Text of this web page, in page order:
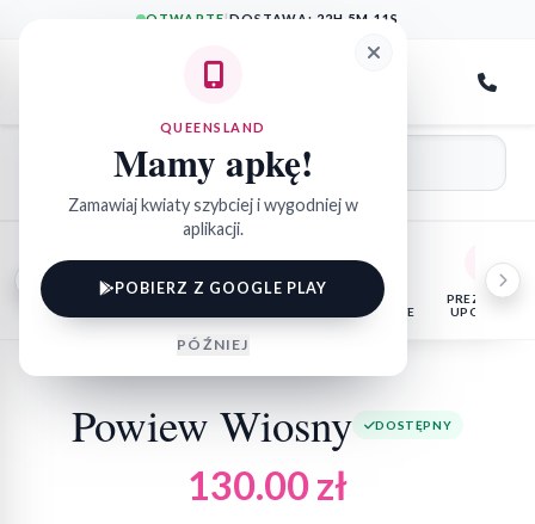
OTWARTE|DOSTAWA: 22H 5M 11S
QueensLand
KWIATY
DONICZKOWE
FLOWER
OKOLICZNOŚCIOWE
PREZENTY I
UPOMINKI
Powiew Wiosny DOSTĘPNY
130.00zł
QUEENSLAND
Mamy apkę!
Zamawiaj kwiaty szybciej i wygodniej w
aplikacji.
POBIERZ Z GOOGLE PLAY
PÓŹNIEJ